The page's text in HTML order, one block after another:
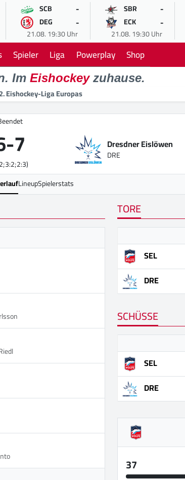
SCB -
DEG -
21.08. 19:30 Uhr
SBR -
ECK -
21.08. 19:30 Uhr
Spieler Liga Powerplay Shop
Im Eishockeyzuhause.
Eishockey-Liga Europas
-7 Dresdner Eislöwen
DRE
LineupSpielerstats
TORE
SEL
DRE
SCHÜSSE
SEL
DRE
37